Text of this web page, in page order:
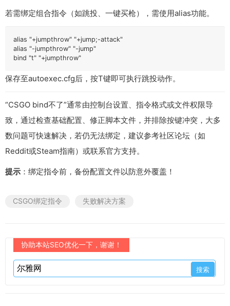
若需绑定组合指令（如跳投、一键买枪），需使用alias功能。
alias "+jumpthrow" "+jump;-attack"
alias "-jumpthrow" "-jump"
bind "t" "+jumpthrow"
保存至autoexec.cfg后，按T键即可执行跳投动作。
“CSGO bind不了”通常由控制台设置、指令格式或文件权限导
致，通过检查基础配置、修正脚本文件，并排除按键冲突，大多
数问题可快速解决，若仍无法绑定，建议参考社区论坛（如
Reddit或Steam指南）或联系官方支持。
提示 ：绑定指令前，备份配置文件以防意外覆盖！
CSGO绑定指令 失败解决方案
协助本站SEO优化一下，谢谢！